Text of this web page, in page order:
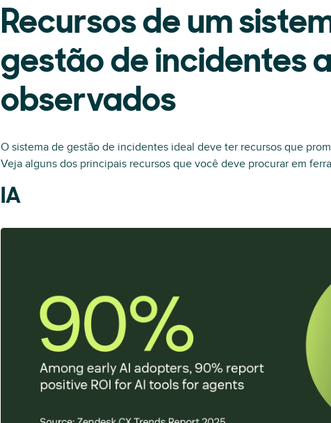
Recursos de um
gestão de incidentes
observados
O sistema de gestão de incidentes ideal deve ter recursos que
Veja alguns dos principais recursos que você deve procurar em
IA